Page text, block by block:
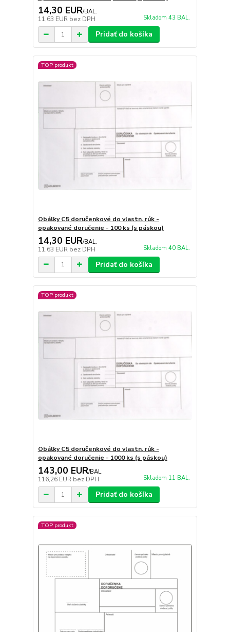
14,30 EUR/BAL.
11,63 EUR bez DPH Skladom 43 BAL.
Pridať do košíka
TOP produkt
Obálky C5 doručenkové do vlastn. rúk -
opakované doručenie - 100 ks (s páskou)
14,30 EUR/BAL.
11,63 EUR bez DPH Skladom 40 BAL.
Pridať do košíka
TOP produkt
Obálky C5 doručenkové do vlastn. rúk -
opakované doručenie - 1000 ks (s páskou)
143,00 EUR/BAL.
116,26 EUR bez DPH Skladom 11 BAL.
Pridať do košíka
TOP produkt